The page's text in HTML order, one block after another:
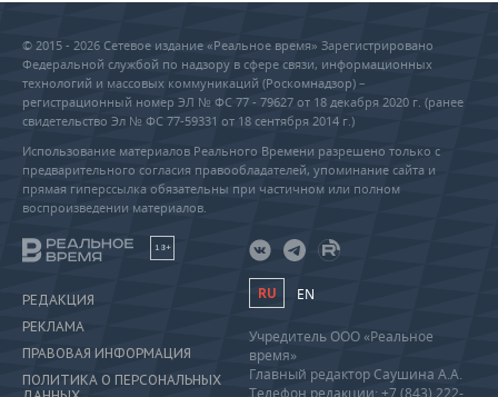
© 2015 - 2026 Сетевое издание «Реальное время» Зарегистрировано
Федеральной службой по надзору в сфере связи, информационных
технологий и массовых коммуникаций (Роскомнадзор) –
регистрационный номер ЭЛ № ФС 77 - 79627 от 18 декабря 2020 г. (ранее
свидетельство Эл № ФС 77-59331 от 18 сентября 2014 г.)
Использование материалов Реального Времени разрешено только с
предварительного согласия правообладателей, упоминание сайта и
прямая гиперссылка обязательны при частичном или полном
воспроизведении материалов.
18+
РЕДАКЦИЯ
РЕКЛАМА
ПРАВОВАЯ ИНФОРМАЦИЯ
ПОЛИТИКА О ПЕРСОНАЛЬНЫХ
RU EN
Учредитель ООО «Реальное
время»
Главный редактор Саушина А.А.